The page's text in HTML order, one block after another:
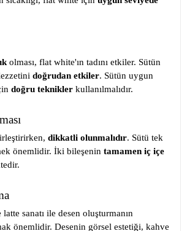
olması, flat white'ın tadını etkiler. Sütün
doğrudan etkiler. Sütün uygun
doğru teknikler kullanılmalıdır.
dikkatli olunmalıdır. Sütü tek
önemlidir. İki bileşenin tamamen iç içe
sanatı ile desen oluşturmanın
önemlidir. Desenin görsel estetiği, kahve